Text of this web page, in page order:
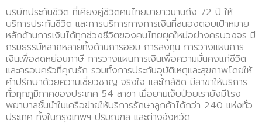
บริษัทประกันชีวิต ที่เคียงคู่ชีวิตคนไทยมายาวนานถึง 72 ปี ให้
บริการประกันชีวิต และการบริการทางการเงินที่สนองตอบเป้าหมาย
หลักด้านการเงินได้ทุกช่วงชีวิตของคนไทยยุคใหม่อย่างครบวงจร มี
กรมธรรม์หลากหลายทั้งด้านการออม การลงทุน การวางแผนการ
เงินเพื่อลดหย่อนภาษี การวางแผนการเงินเพื่อความมั่นคงแก่ชีวิต
และครอบครัวที่คุณรัก รวมทั้งการประกันอุบัติเหตุและสุขภาพโดยให้
คำปรึกษาด้วยความเชี่ยวชาญ จริงใจ และใกล้ชิด มีสาขาให้บริการ
ทั่วทุกภูมิภาคของประเทศ 54 สาขา เมื่อยามเจ็บป่วยเรายังมีโรง
พยาบาลชั้นนำในเครือข่ายให้บริการรักษาลูกค้าได้กว่า 240 แห่งทั่ว
ประเทศ ทั้งในกรุงเทพฯ ปริมณฑล และต่างจังหวัด